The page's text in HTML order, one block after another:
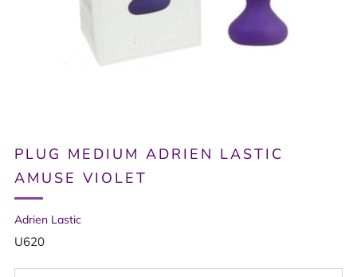
PLUG MEDIUM ADRIEN LASTIC
AMUSE VIOLET
Adrien Lastic
U620